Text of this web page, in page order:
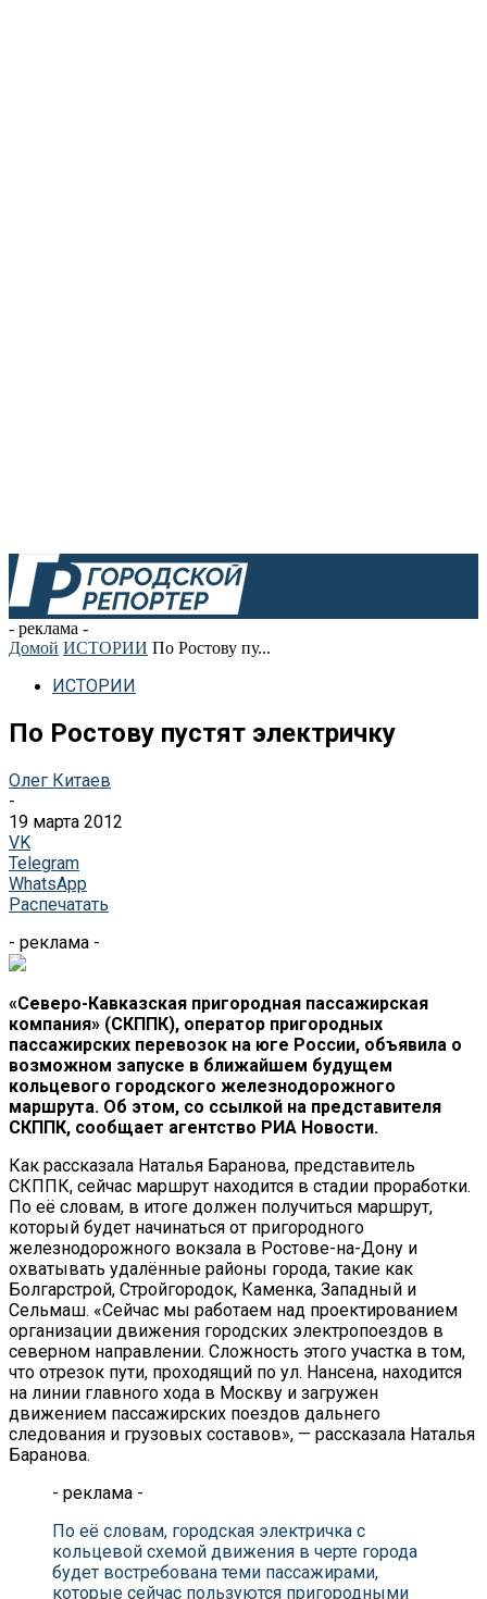
- реклама -
Домой ИСТОРИИ По Ростову пу...
ИСТОРИИ
По Ростову пустят электричку
Олег Китаев
-
19 марта 2012
VK
Telegram
WhatsApp
Распечатать
- реклама -
«Северо-Кавказская пригородная пассажирская
компания» (СКППК), оператор пригородных
пассажирских перевозок на юге России, объявила о
возможном запуске в ближайшем будущем
кольцевого городского железнодорожного
маршрута. Об этом, со ссылкой на представителя
СКППК, сообщает агентство РИА Новости.
Как рассказала Наталья Баранова, представитель
СКППК, сейчас маршрут находится в стадии проработки.
По её словам, в итоге должен получиться маршрут,
который будет начинаться от пригородного
железнодорожного вокзала в Ростове-на-Дону и
охватывать удалённые районы города, такие как
Болгарстрой, Стройгородок, Каменка, Западный и
Сельмаш. «Сейчас мы работаем над проектированием
организации движения городских электропоездов в
северном направлении. Сложность этого участка в том,
что отрезок пути, проходящий по ул. Нансена, находится
на линии главного хода в Москву и загружен
движением пассажирских поездов дальнего
следования и грузовых составов», — рассказала Наталья
Баранова.
- реклама -
По её словам, городская электричка с
кольцевой схемой движения в черте города
будет востребована теми пассажирами,
которые сейчас пользуются пригородными